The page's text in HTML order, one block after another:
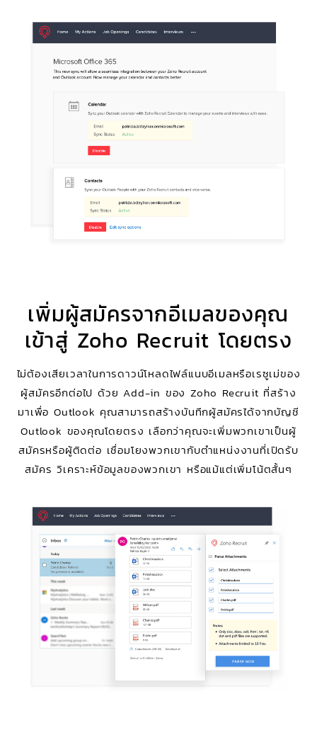
เพิ่มผู้สมัครจากอีเมลของคุณ
เข้าสู่ Zoho Recruit โดยตรง
ไม่ต้องเสียเวลาในการดาวน์โหลดไฟล์แนบอีเมลหรือเรซูเม่ของ
ผู้สมัครอีกต่อไป ด้วย Add-in ของ Zoho Recruit ที่สร้าง
มาเพื่อ Outlook คุณสามารถสร้างบันทึกผู้สมัครได้จากบัญชี
Outlook ของคุณโดยตรง เลือกว่าคุณจะเพิ่มพวกเขาเป็นผู้
สมัครหรือผู้ติดต่อ เชื่อมโยงพวกเขากับตำแหน่งงานที่เปิดรับ
สมัคร วิเคราะห์ข้อมูลของพวกเขา หรือแม้แต่เพิ่มโน้ตสั้นๆ